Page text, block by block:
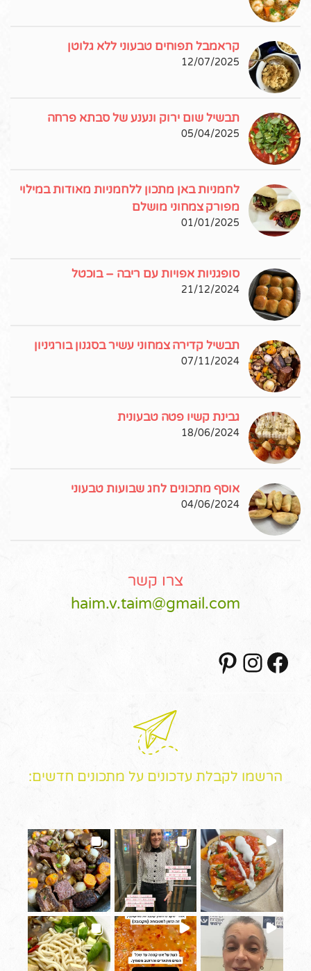
קראמבל תפוחים טבעוני ללא גלוטן
12/07/2025
תבשיל שום ירוק ונענע של סבתא פרחה
05/04/2025
לחמניות באן מתכון ללחמניות מאודות במילוי
מפורק צמחוני מושלם
01/01/2025
סופגניות אפויות עם ריבה – בוכטל
21/12/2024
תבשיל קדירה צמחוני עשיר בסגנון בורגיניון
07/11/2024
גבינת קשיו פטה טבעונית
18/06/2024
אוסף מתכונים לחג שבועות טבעוני
04/06/2024
צרו קשר
haim.v.taim@gmail.com
Facebook
Instagram
הרשמו לקבלת עדכונים על מתכונים חדשים: